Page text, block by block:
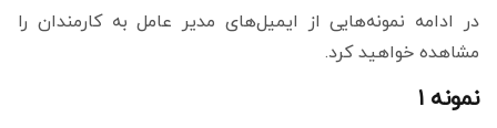
در ادامه نمونه‌هایی از ایمیل‌های مدیر عامل به کارمندان را
مشاهده خواهید کرد.
نمونه ۱